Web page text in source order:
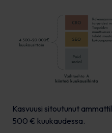
Kasvuusi sitoutunut
500 € kuukaudessa.